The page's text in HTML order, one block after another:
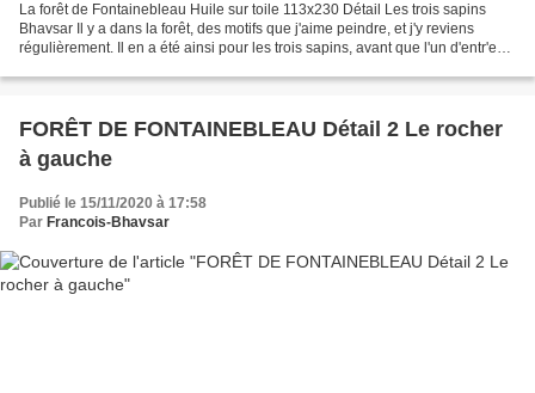
La forêt de Fontainebleau Huile sur toile 113x230 Détail Les trois sapins
Bhavsar Il y a dans la forêt, des motifs que j'aime peindre, et j'y reviens
régulièrement. Il en a été ainsi pour les trois sapins, avant que l'un d'entr'eux
FORÊT DE FONTAINEBLEAU Détail 2 Le rocher
à gauche
Publié le 15/11/2020 à 17:58
Par Francois-Bhavsar